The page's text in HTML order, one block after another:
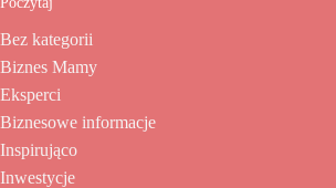
Bez kategorii
Biznes Mamy
Eksperci
Biznesowe informacje
Inspirująco
Inwestycje